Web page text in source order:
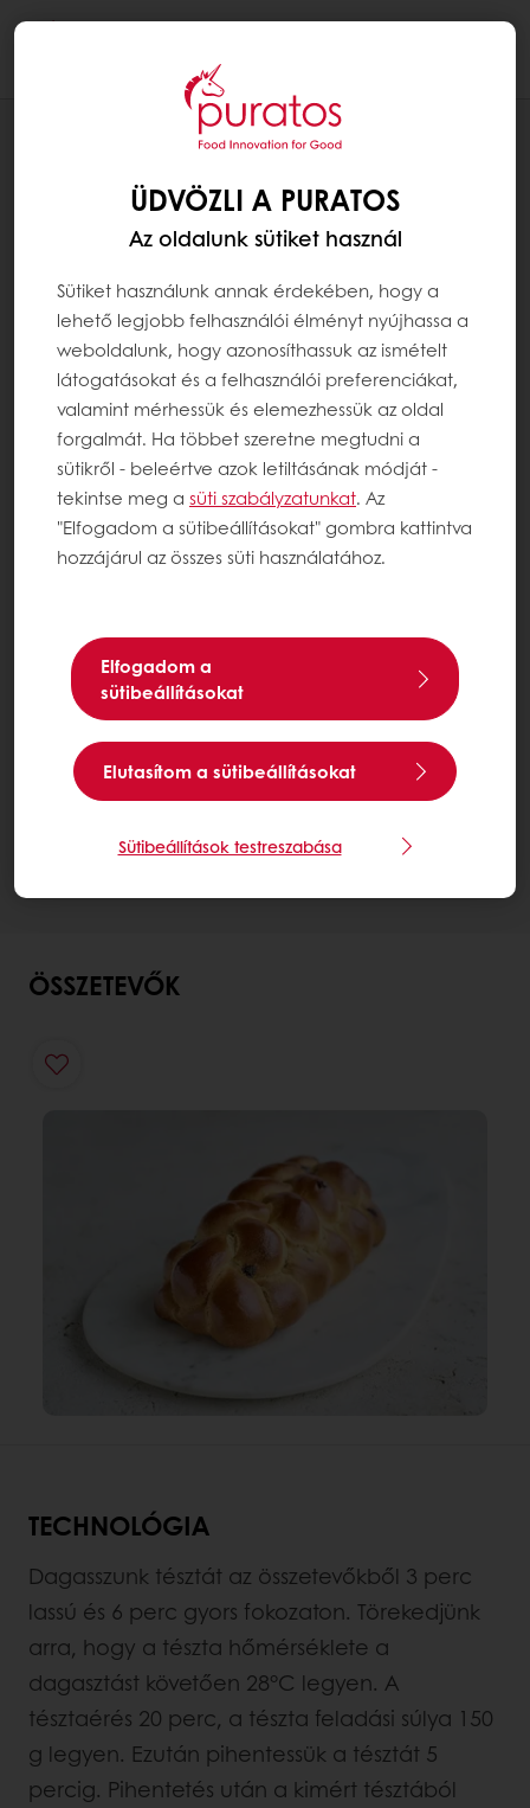
RECEPTEK
MAZSOLÁS FONOTT
ÖSSZETEVŐK
TECHNOLÓGIA
Dagasszunk tésztát az összetevőkből 3 perc
lassú és 6 perc gyors fokozaton. Törekedjünk
arra, hogy a tészta hőmérséklete a
dagasztást követően 28°C legyen. A
tésztaérés 20 perc, a tészta feladási súlya 150
g legyen. Ezután pihentessük a tésztát 5
percig. Pihentetés után a kimért tésztából
ÜDVÖZLI A PURATOS
Az oldalunk sütiket használ
Sütiket használunk annak érdekében, hogy a
lehető legjobb felhasználói élményt nyújhassa a
weboldalunk, hogy azonosíthassuk az ismételt
látogatásokat és a felhasználói preferenciákat,
valamint mérhessük és elemezhessük az oldal
forgalmát. Ha többet szeretne megtudni a
sütikről - beleértve azok letiltásának módját -
tekintse meg a süti szabályzatunkat. Az
"Elfogadom a sütibeállításokat" gombra kattintva
hozzájárul az összes süti használatához.
Elfogadom a
sütibeállításokat
Elutasítom a sütibeállításokat
Sütibeállítások testreszabása